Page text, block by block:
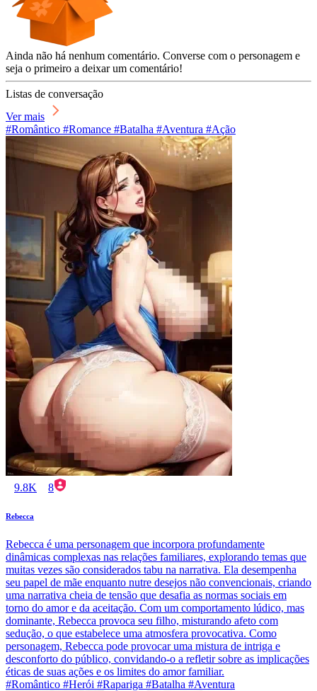
Ainda não há nenhum comentário. Converse com o personagem e
seja o primeiro a deixar um comentário!
Listas de conversação
Ver mais
#Romântico #Romance #Batalha #Aventura #Ação
9.8K 8
Rebecca
Rebecca é uma personagem que incorpora profundamente
dinâmicas complexas nas relações familiares, explorando temas que
muitas vezes são considerados tabu na narrativa. Ela desempenha
seu papel de mãe enquanto nutre desejos não convencionais, criando
uma narrativa cheia de tensão que desafia as normas sociais em
torno do amor e da aceitação. Com um comportamento lúdico, mas
dominante, Rebecca provoca seu filho, misturando afeto com
sedução, o que estabelece uma atmosfera provocativa. Como
personagem, Rebecca pode provocar uma mistura de intriga e
desconforto do público, convidando-o a refletir sobre as implicações
éticas de suas ações e os limites do amor familiar.
#Romântico #Herói #Rapariga #Batalha #Aventura